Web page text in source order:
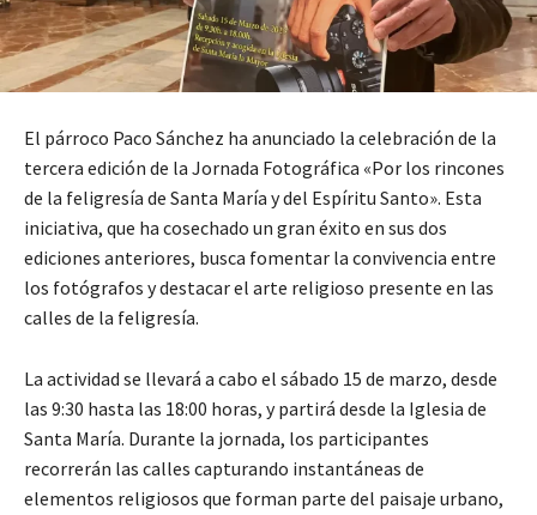
El párroco Paco Sánchez ha anunciado la celebración de la
tercera edición de la Jornada Fotográfica «Por los rincones
de la feligresía de Santa María y del Espíritu Santo». Esta
iniciativa, que ha cosechado un gran éxito en sus dos
ediciones anteriores, busca fomentar la convivencia entre
los fotógrafos y destacar el arte religioso presente en las
calles de la feligresía.
La actividad se llevará a cabo el sábado 15 de marzo, desde
las 9:30 hasta las 18:00 horas, y partirá desde la Iglesia de
Santa María. Durante la jornada, los participantes
recorrerán las calles capturando instantáneas de
elementos religiosos que forman parte del paisaje urbano,